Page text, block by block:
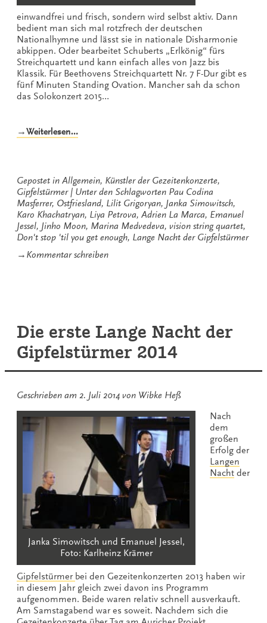
einwandfrei und frisch, sondern wird selbst aktiv. Dann
bedient man sich mal rotzfrech der deutschen
Nationalhymne und lässt sie in nationale Disharmonie
abkippen. Oder bearbeitet Schuberts „Erlkönig“ fürs
Streichquartett und kann einfach alles von Jazz bis
Klassik. Für Beethovens Streichquartett Nr. 7 F-Dur gibt es
fünf Minuten Standing Ovation. Mancher sah da schon
das Solokonzert 2015…
→Weiterlesen…„Don’t
enough“
Gepostet in Allgemein, Künstler der Gezeitenkonzerte,
Gipfelstürmer
Unter den Schlagworten Pau Codina
Masferrer, Ostfriesland, Lilit Grigoryan, Janka Simowitsch,
Karo Khachatryan, Liya Petrova, Adrien La Marca, Emanuel
Jessel, Jinho Moon, Marina Medvedeva, vision string quartet,
Don't stop 'til you get enough, Lange Nacht der Gipfelstürmer
→ Kommentar schreibenzu
Die erste Lange Nacht der
Gipfelstürmer 2014
Geschrieben am 2. Juli 2014 von Wibke Heß
Janka Simowitsch und Emanuel Jessel,
Foto: Karlheinz Krämer
Nach
dem
großen
Erfolg der
Langen
Nacht der
Gipfelstürmer bei den Gezeitenkonzerten 2013 haben wir
in diesem Jahr gleich zwei davon ins Programm
aufgenommen. Beide waren relativ schnell ausverkauft.
Am Samstagabend war es soweit. Nachdem sich die